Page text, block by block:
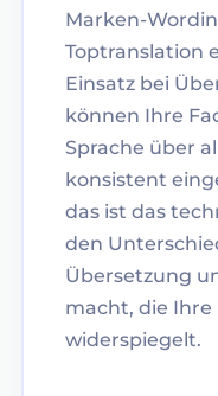
Marken-
Toptranslation
Einsatz bei
können Ihre
Sprache über
konsistent
das ist das
den
Übersetzung
macht, die
widerspiegelt.